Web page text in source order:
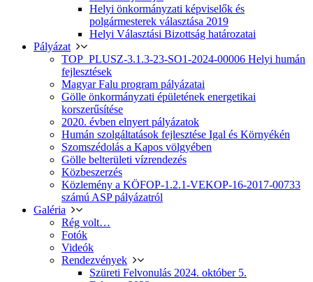
Helyi önkormányzati képviselők és
polgármesterek választása 2019
Helyi Választási Bizottság határozatai
Pályázat
TOP_PLUSZ-3.1.3-23-SO1-2024-00006 Helyi humán
fejlesztések
Magyar Falu program pályázatai
Gölle önkormányzati épületének energetikai
korszerűsítése
2020. évben elnyert pályázatok
Humán szolgáltatások fejlesztése Igal és Környékén
Szomszédolás a Kapos völgyében
Gölle belterületi vízrendezés
Közbeszerzés
Közlemény a KÖFOP-1.2.1-VEKOP-16-2017-00733
számú ASP pályázatról
Galéria
Rég volt…
Fotók
Videók
Rendezvények
Szüreti Felvonulás 2024. október 5.